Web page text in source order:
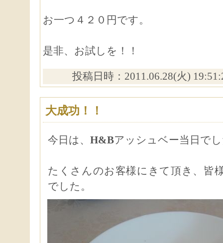
お一つ４２０円です。
是非、お試しを！！
投稿日時：2011.06.28(火)
大成功！！
今日は、 H&Bアッシュベー当日で
たくさんのお客様にきて頂き、皆
でした。